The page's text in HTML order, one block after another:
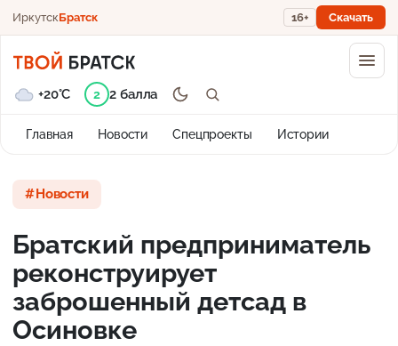
ИркутскБратск 16+ Скачать
Главная Новости Спецпроекты Истории
+20°C 2 2 балла
Новости
Братский предприниматель
реконструирует
заброшенный детсад в
Осиновке